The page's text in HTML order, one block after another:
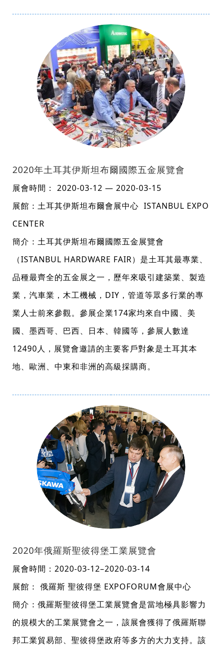
2020年土耳其伊斯坦布爾國際五金展覽會
展會時間： 2020-03-12 — 2020-03-15
展館：土耳其伊斯坦布爾會展中心 ISTANBUL EXPO
CENTER
簡介：土耳其伊斯坦布爾國際五金展覽會
（ISTANBUL HARDWARE FAIR）是土耳其最專業、
品種最齊全的五金展之一，歷年來吸引建築業、製造
業，汽車業，木工機械，DIY，管道等眾多行業的專
業人士前來參觀。參展企業174家均來自中國、美
國、墨西哥、巴西、日本、韓國等，參展人數達
12490人，展覽會邀請的主要客戶對象是土耳其本
地、歐洲、中東和非洲的高級採購商。
2020年俄羅斯聖彼得堡工業展覽會
展會時間：2020-03-12–2020-03-14
展館： 俄羅斯 聖彼得堡 EXPOFORUM會展中心
簡介：俄羅斯聖彼得堡工業展覽會是當地極具影響力
的規模大的工業展覽會之一，該展會獲得了俄羅斯聯
邦工業貿易部、聖彼得堡政府等多方的大力支持。該